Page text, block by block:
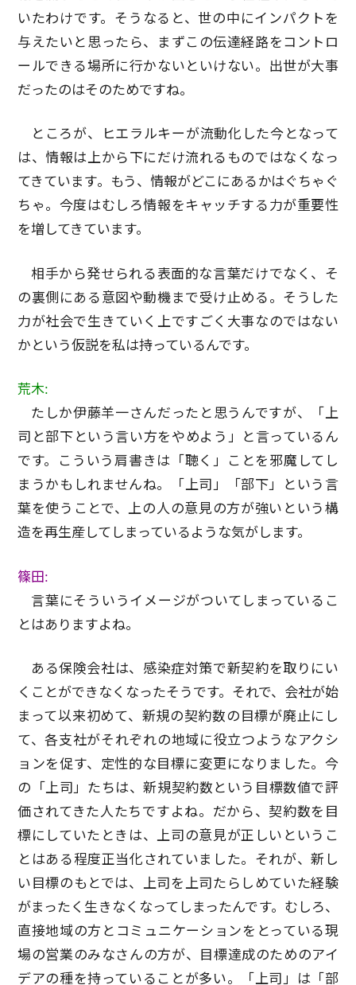
いたわけです。そうなると、世の中にインパクトを
与えたいと思ったら、まずこの伝達経路をコントロ
ールできる場所に行かないといけない。出世が大事
だったのはそのためですね。
ところが、ヒエラルキーが流動化した今となって
は、情報は上から下にだけ流れるものではなくなっ
てきています。もう、情報がどこにあるかはぐちゃぐ
ちゃ。今度はむしろ情報をキャッチする力が重要性
を増してきています。
相手から発せられる表面的な言葉だけでなく、そ
の裏側にある意図や動機まで受け止める。そうした
力が社会で生きていく上ですごく大事なのではない
かという仮説を私は持っているんです。
荒木:
たしか伊藤羊一さんだったと思うんですが、「上
司と部下という言い方をやめよう」と言っているん
です。こういう肩書きは「聴く」ことを邪魔してし
まうかもしれませんね。「上司」「部下」という言
葉を使うことで、上の人の意見の方が強いという構
造を再生産してしまっているような気がします。
篠田:
言葉にそういうイメージがついてしまっているこ
とはありますよね。
ある保険会社は、感染症対策で新契約を取りにい
くことができなくなったそうです。それで、会社が始
まって以来初めて、新規の契約数の目標が廃止にし
て、各支社がそれぞれの地域に役立つようなアクシ
ョンを促す、定性的な目標に変更になりました。今
の「上司」たちは、新規契約数という目標数値で評
価されてきた人たちですよね。だから、契約数を目
標にしていたときは、上司の意見が正しいというこ
とはある程度正当化されていました。それが、新し
い目標のもとでは、上司を上司たらしめていた経験
がまったく生きなくなってしまったんです。むしろ、
直接地域の方とコミュニケーションをとっている現
場の営業のみなさんの方が、目標達成のためのアイ
デアの種を持っていることが多い。「上司」は「部